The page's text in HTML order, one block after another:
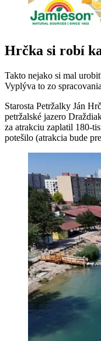
Hrčka si robí
Takto nejako si mal
Vyplýva to zo
Starosta Petržalky Ján
petržalské jazero
za atrakciu zaplatil 180-
potešilo (atrakcia bude